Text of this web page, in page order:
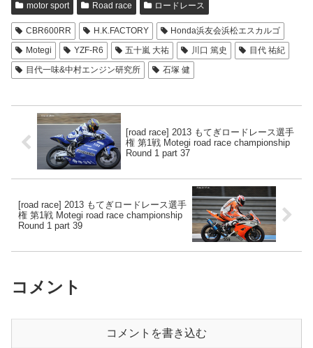
motor sport Road race ロードレース
CBR600RR H.K.FACTORY
Honda浜友会浜松エスカルゴ
Motegi
YZF-R6 五十嵐 大祐 川口 篤史
目代 祐紀
目代一味&中村エンジン研究所
石塚 健
[road race] 2013 もてぎロードレース選手
権 第1戦 Motegi road race championship
Round 1 part 37
[road race] 2013 もてぎロードレース選手
権 第1戦 Motegi road race championship
Round 1 part 39
コメント
コメントを書き込む